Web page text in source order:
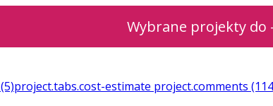
Wybrane projekty do
(5)project.tabs.cost-estimate project.comments